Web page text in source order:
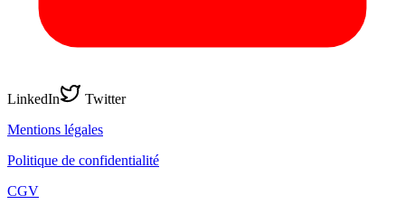
LinkedIn
Twitter
Mentions légales
Politique de confidentialité
CGV